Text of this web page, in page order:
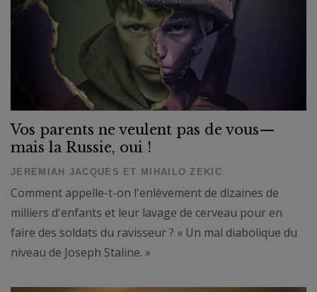
Vos parents ne veulent pas de vous—
mais la Russie, oui !
JEREMIAH JACQUES ET MIHAILO ZEKIC
Comment appelle-t-on l'enlèvement de dizaines de
milliers d'enfants et leur lavage de cerveau pour en
faire des soldats du ravisseur ? « Un mal diabolique du
niveau de Joseph Staline. »